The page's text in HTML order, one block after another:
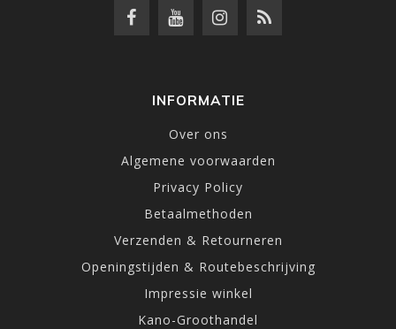
INFORMATIE
Over ons
Algemene voorwaarden
Privacy Policy
Betaalmethoden
Verzenden & Retourneren
Openingstijden & Routebeschrijving
Impressie winkel
Kano-Groothandel